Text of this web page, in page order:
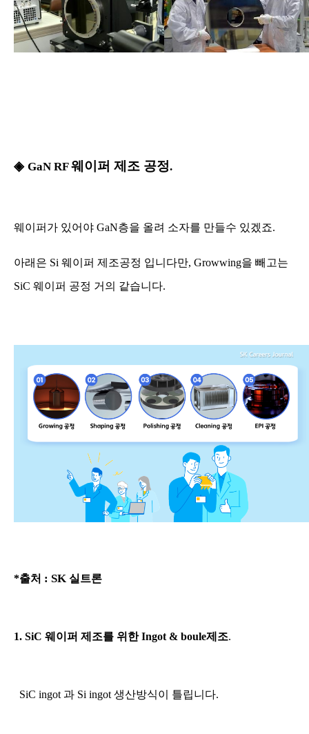
◈ GaN RF웨이퍼 제조 공정.
웨이퍼가 있어야 GaN층을 올려 소자를 만들수 있겠죠.
아래은 Si 웨이퍼 제조공정 입니다만, Growwing을 빼고는
SiC 웨이퍼 공정 거의 같습니다.
*출처 : SK 실트론
1. SiC 웨이퍼 제조를 위한 Ingot & boule제조.
SiC ingot 과 Si ingot 생산방식이 틀립니다.